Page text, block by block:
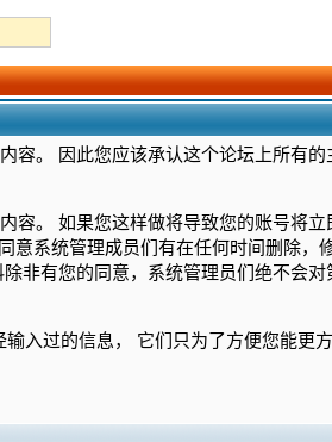
容。 因此您应该承认这个论坛上所有的
容。 如果您这样做将导致您的账号将
意系统管理成员们有在任何时间删除，
非有您的同意，系统管理员们绝不会
入过的信息， 它们只为了方便您能更